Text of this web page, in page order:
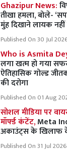
Ghazipur News:
तीखा हमला, बोले-
मुंह दिखाने लायक
Published On 30 Jul
Who is Asmita
लगा खत्म हो गया
ऐतिहासिक गोल्ड
की दरोगा
Published On 01 Aug
सोशल मीडिया पर
मॉर्फ्ड कंटेंट,Meta
अकाउंट्स के खिलाफ
Published On 31 Jul